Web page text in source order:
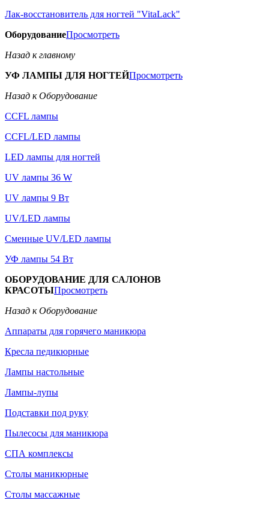
Лак-восстановитель для ногтей "VitaLack"
ОборудованиеПросмотреть
Назад к главному
УФ ЛАМПЫ ДЛЯ НОГТЕЙПросмотреть
Назад к Оборудование
CCFL лампы
CCFL/LED лампы
LED лампы для ногтей
UV лампы 36 W
UV лампы 9 Вт
UV/LED лампы
Сменные UV/LED лампы
УФ лампы 54 Вт
ОБОРУДОВАНИЕ ДЛЯ САЛОНОВ
КРАСОТЫПросмотреть
Назад к Оборудование
Аппараты для горячего маникюра
Кресла педикюрные
Лампы настольные
Лампы-лупы
Подставки под руку
Пылесосы для маникюра
СПА комплексы
Столы маникюрные
Столы массажные